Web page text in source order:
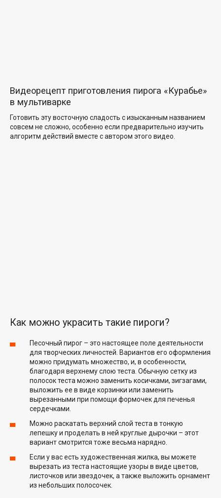
Видеорецепт приготовления пирога «Курабье»
в мультиварке
Готовить эту восточную сладость с изысканным названием
совсем не сложно, особенно если предварительно изучить
алгоритм действий вместе с автором этого видео.
Как можно украсить такие пироги?
Песочный пирог – это настоящее поле деятельности
для творческих личностей. Вариантов его оформления
можно придумать множество, и, в особенности,
благодаря верхнему слою теста. Обычную сетку из
полосок теста можно заменить косичками, зигзагами,
выложить ее в виде корзинки или заменить
вырезанными при помощи формочек для печенья
сердечками.
Можно раскатать верхний слой теста в тонкую
лепешку и проделать в ней круглые дырочки – этот
вариант смотрится тоже весьма нарядно.
Если у вас есть художественная жилка, вы можете
вырезать из теста настоящие узоры в виде цветов,
листочков или звездочек, а также выложить орнамент
из небольших полосочек.